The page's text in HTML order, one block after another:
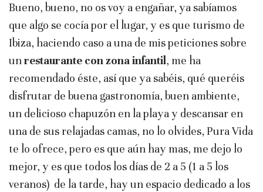
Bueno, bueno, no os voy a engañar, ya sabíamos
que algo se cocía por el lugar, y es que turismo de
Ibiza, haciendo caso a una de mis peticiones sobre
unrestaurante con zona infantil, me ha
recomendado éste, así que ya sabéis, qué queréis
disfrutar de buena gastronomía, buen ambiente,
un delicioso chapuzón en la playa y descansar en
una de sus relajadas camas, no lo olvides, Pura Vida
te lo ofrece, pero es que aún hay mas, me dejo lo
mejor, y es que todos los días de 2 a 5 (1 a 5 los
veranos) de la tarde, hay un espacio dedicado a los